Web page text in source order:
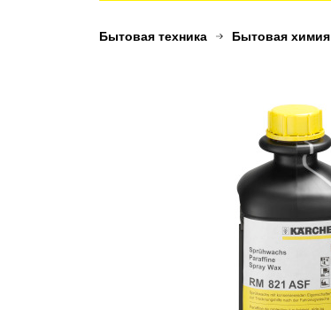
Бытовая техника Бытовая химия